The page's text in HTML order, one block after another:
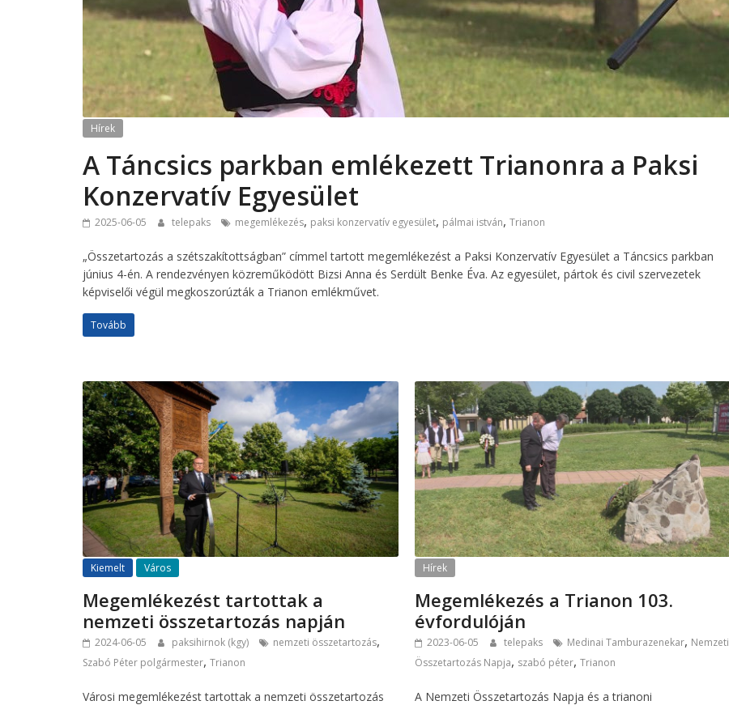
Hírek
A Táncsics parkban emlékezett Trianonra a Paksi
Konzervatív Egyesület
2025-06-05 telepaks megemlékezés, paksi konzervatív egyesület, pálmai istván, Trianon
„Összetartozás a szétszakítottságban” címmel tartott megemlékezést a Paksi Konzervatív Egyesület a Táncsics parkban
június 4-én. A rendezvényen közreműködött Bizsi Anna és Serdült Benke Éva. Az egyesület, pártok és civil szervezetek
képviselői végül megkoszorúzták a Trianon emlékművet.
Tovább
Kiemelt Város
Megemlékezést tartottak a
nemzeti összetartozás napján
2024-06-05 paksihirnok (kgy) nemzeti összetartozás,
Szabó Péter polgármester, Trianon
Városi megemlékezést tartottak a nemzeti összetartozás
Hírek
Megemlékezés a Trianon 103.
évfordulóján
2023-06-05 telepaks Medinai Tamburazenekar, Nemzeti
Összetartozás Napja, szabó péter,Trianon
A Nemzeti Összetartozás Napja és a trianoni